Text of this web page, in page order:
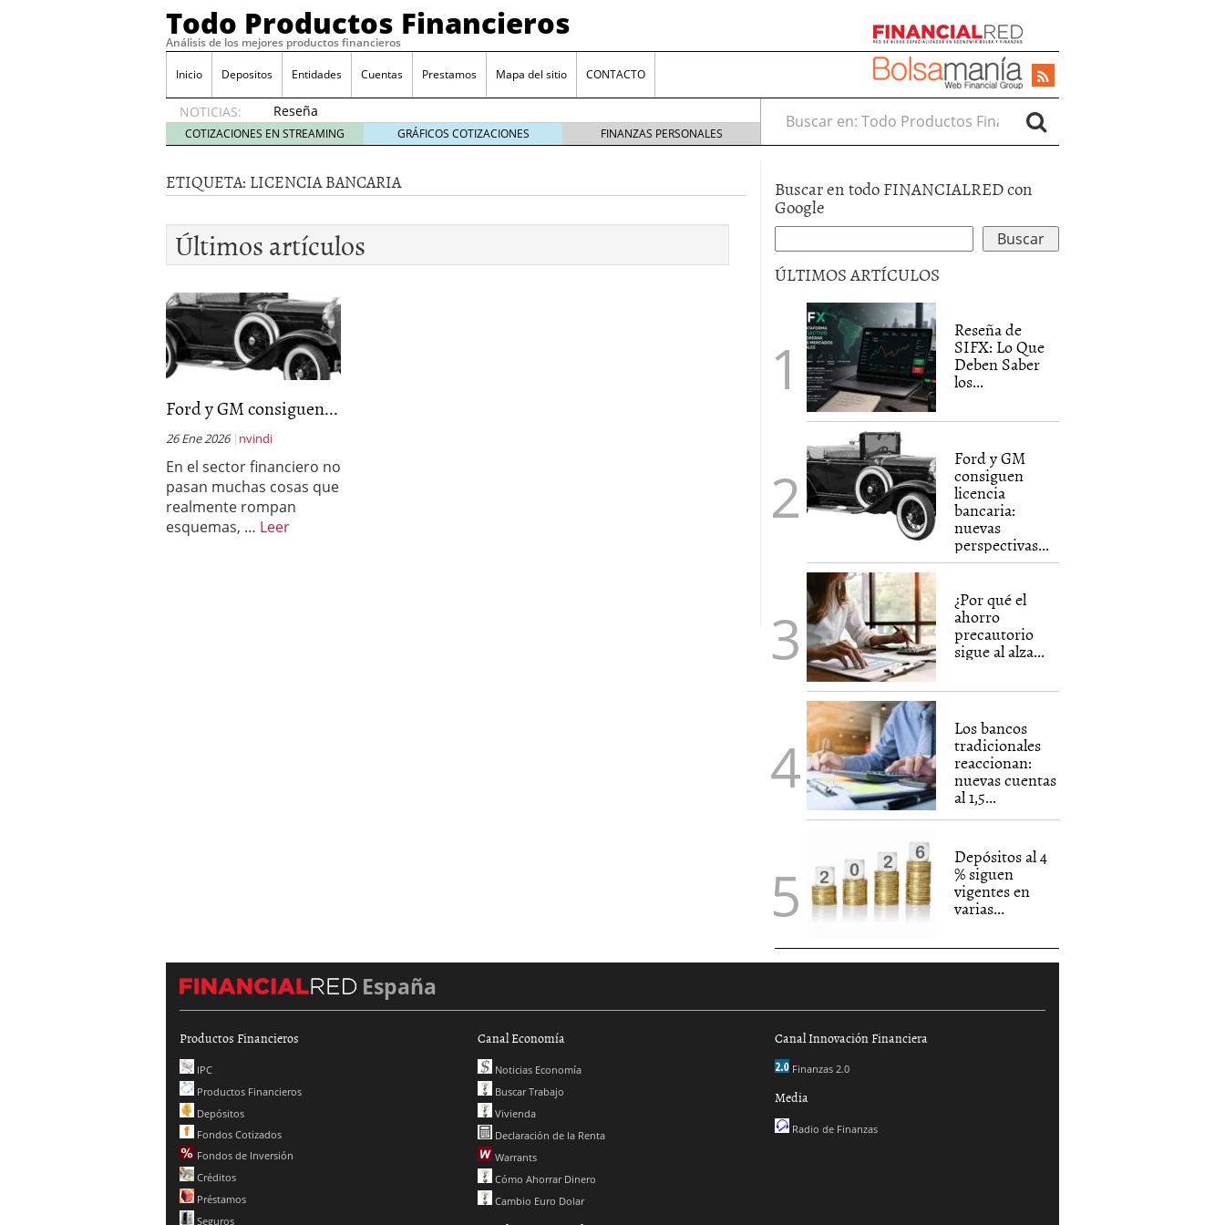
Todo Productos Financieros
Análisis de los mejores productos financieros
Inicio Depositos Entidades Cuentas Prestamos Mapa del sitio CONTACTO
NOTICIAS:
Reseña
de SIFX:
Lo Que
Saber
los
Traders
Mexicanos
Antes de
29/06/2026
Ford y GM consiguen licencia bancaria: nuevas perspectivas para productos
financieros ligados al sector automotriz
¿Por qué el ahorro precautorio sigue al alza entre los hogares?
Los bancos tradicionales reaccionan: nuevas cuentas al 1,5 % tras la
presión de los neobancos
Depósitos al 4 % siguen vigentes en varias entidades: ¿qué plazos y
condiciones pedir?
COTIZACIONES EN STREAMING GRÁFICOS COTIZACIONES FINANZAS PERSONALES
Buscar en:
ETIQUETA: LICENCIA BANCARIA
Últimos artículos
Ford y GM consiguen...
26 Ene 2026 nvindi
En el sector financiero no
pasan muchas cosas que
realmente rompan
esquemas, … Leer
Buscar en todo FINANCIALRED con
Google
ÚLTIMOS ARTÍCULOS
Reseña de
SIFX: Lo Que
Deben Saber
los...
Ford y GM
consiguen
licencia
bancaria:
nuevas
perspectivas...
¿Por qué el
ahorro
precautorio
sigue al alza...
Los bancos
tradicionales
reaccionan:
nuevas cuentas
al 1,5...
Depósitos al 4
% siguen
vigentes en
varias...
España
Productos Financieros
IPC
Productos Financieros
Depósitos
Fondos Cotizados
Fondos de Inversión
Créditos
Préstamos
Seguros
Canal Economía
Noticias Economía
Buscar Trabajo
Vivienda
Declaración de la Renta
Warrants
Cómo Ahorrar Dinero
Cambio Euro Dolar
Canal Innovación Financiera
Finanzas 2.0
Media
Radio de Finanzas